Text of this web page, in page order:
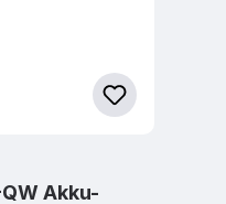
Akku-